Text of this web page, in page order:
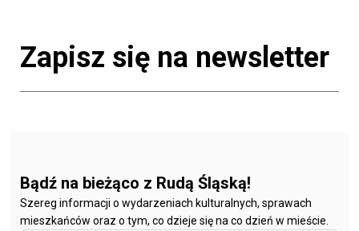
Zapisz się na newsletter
Bądź na bieżąco z Rudą Śląską!
Szereg informacji o wydarzeniach kulturalnych, sprawach
mieszkańców oraz o tym, co dzieje się na co dzień w mieście.